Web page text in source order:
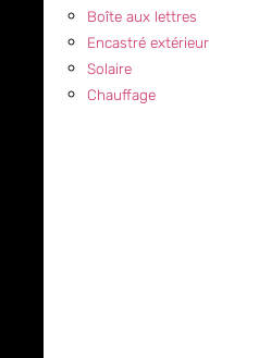
Boîte aux lettres
Encastré extérieur
Solaire
Chauffage